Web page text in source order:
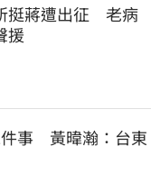
挺蔣遭出征　老病
援
事　黃暐瀚：台東